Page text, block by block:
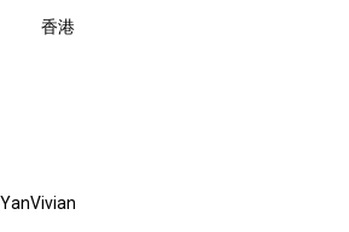
香港
YanVivian